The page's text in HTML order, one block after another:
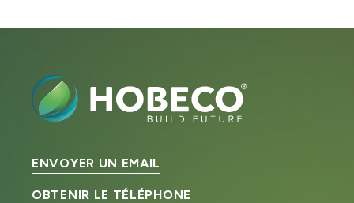
ENVOYER UN EMAIL
OBTENIR LE TÉLÉPHONE